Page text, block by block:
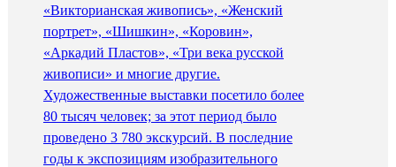
«Викторианская живопись», «Женский
портрет», «Шишкин», «Коровин»,
«Аркадий Пластов», «Три века русской
живописи» и многие другие.
Художественные выставки посетило более
80 тысяч человек; за этот период было
проведено 3 780 экскурсий. В последние
годы к экспозициям изобразительного